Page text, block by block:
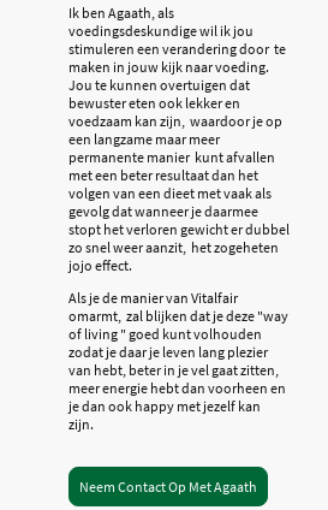
Ik ben Agaath, als
voedingsdeskundige wil ik jou
stimuleren een verandering door te
maken in jouw kijk naar voeding.
Jou te kunnen overtuigen dat
bewuster eten ook lekker en
voedzaam kan zijn, waardoor je op
een langzame maar meer
permanente manier kunt afvallen
met een beter resultaat dan het
volgen van een dieet met vaak als
gevolg dat wanneer je daarmee
stopt het verloren gewicht er dubbel
zo snel weer aanzit, het zogeheten
jojo effect.
Als je de manier van Vitalfair
omarmt, zal blijken dat je deze "way
of living " goed kunt volhouden
zodat je daar je leven lang plezier
van hebt, beter in je vel gaat zitten,
meer energie hebt dan voorheen en
je dan ook happy met jezelf kan
zijn.
Neem Contact Op Met Agaath